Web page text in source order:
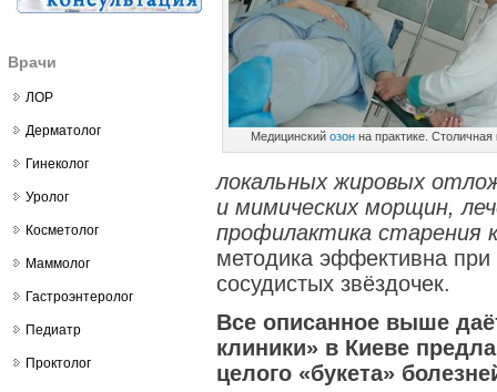
Врачи
ЛОР
Дерматолог
Гинеколог
Уролог
Косметолог
Маммолог
Гастроэнтеролог
Педиатр
Проктолог
Медицинский озонна практике. Столичная
локальных жировых
и мимических морщин,
профилактика старения
методика эффективна
сосудистых звёздочек.
Все описанное выше
клиники» в Киеве
целого «букета»